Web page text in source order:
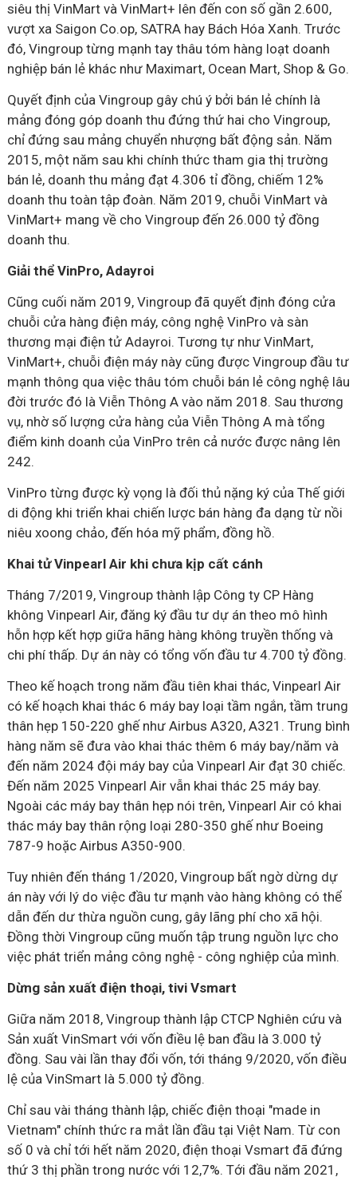
siêu thị VinMart và VinMart+ lên đến con số gần 2.600,
vượt xa Saigon Co.op, SATRA hay Bách Hóa Xanh. Trước
đó, Vingroup từng mạnh tay thâu tóm hàng loạt doanh
nghiệp bán lẻ khác như Maximart, Ocean Mart, Shop & Go.
Quyết định của Vingroup gây chú ý bởi bán lẻ chính là
mảng đóng góp doanh thu đứng thứ hai cho Vingroup,
chỉ đứng sau mảng chuyển nhượng bất động sản. Năm
2015, một năm sau khi chính thức tham gia thị trường
bán lẻ, doanh thu mảng đạt 4.306 tỉ đồng, chiếm 12%
doanh thu toàn tập đoàn. Năm 2019, chuỗi VinMart và
VinMart+ mang về cho Vingroup đến 26.000 tỷ đồng
doanh thu.
Giải thể VinPro, Adayroi
Cũng cuối năm 2019, Vingroup đã quyết định đóng cửa
chuỗi cửa hàng điện máy, công nghệ VinPro và sàn
thương mại điện tử Adayroi. Tương tự như VinMart,
VinMart+, chuỗi điện máy này cũng được Vingroup đầu tư
mạnh thông qua việc thâu tóm chuỗi bán lẻ công nghệ lâu
đời trước đó là Viễn Thông A vào năm 2018. Sau thương
vụ, nhờ số lượng cửa hàng của Viễn Thông A mà tổng
điểm kinh doanh của VinPro trên cả nước được nâng lên
242.
VinPro từng được kỳ vọng là đối thủ nặng ký của Thế giới
di động khi triển khai chiến lược bán hàng đa dạng từ nồi
niêu xoong chảo, đến hóa mỹ phẩm, đồng hồ.
Khai tử Vinpearl Air khi chưa kịp cất cánh
Tháng 7/2019, Vingroup thành lập Công ty CP Hàng
không Vinpearl Air, đăng ký đầu tư dự án theo mô hình
hỗn hợp kết hợp giữa hãng hàng không truyền thống và
chi phí thấp. Dự án này có tổng vốn đầu tư 4.700 tỷ đồng.
Theo kế hoạch trong năm đầu tiên khai thác, Vinpearl Air
có kế hoạch khai thác 6 máy bay loại tầm ngắn, tầm trung
thân hẹp 150-220 ghế như Airbus A320, A321. Trung bình
hàng năm sẽ đưa vào khai thác thêm 6 máy bay/năm và
đến năm 2024 đội máy bay của Vinpearl Air đạt 30 chiếc.
Đến năm 2025 Vinpearl Air vẫn khai thác 25 máy bay.
Ngoài các máy bay thân hẹp nói trên, Vinpearl Air có khai
thác máy bay thân rộng loại 280-350 ghế như Boeing
787-9 hoặc Airbus A350-900.
Tuy nhiên đến tháng 1/2020, Vingroup bất ngờ dừng dự
án này với lý do việc đầu tư mạnh vào hàng không có thể
dẫn đến dư thừa nguồn cung, gây lãng phí cho xã hội.
Đồng thời Vingroup cũng muốn tập trung nguồn lực cho
việc phát triển mảng công nghệ - công nghiệp của mình.
Dừng sản xuất điện thoại, tivi Vsmart
Giữa năm 2018, Vingroup thành lập CTCP Nghiên cứu và
Sản xuất VinSmart với vốn điều lệ ban đầu là 3.000 tỷ
đồng. Sau vài lần thay đổi vốn, tới tháng 9/2020, vốn điều
lệ của VinSmart là 5.000 tỷ đồng.
Chỉ sau vài tháng thành lập, chiếc điện thoại "made in
Vietnam" chính thức ra mắt lần đầu tại Việt Nam. Từ con
số 0 và chỉ tới hết năm 2020, điện thoại Vsmart đã đứng
thứ 3 thị phần trong nước với 12,7%. Tới đầu năm 2021,